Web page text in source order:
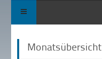
Monatsübersicht